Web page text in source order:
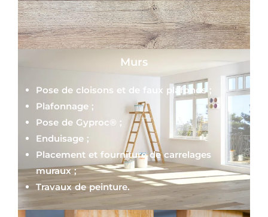
Murs
Pose de cloisons et de faux plafonds ;
Plafonnage ;
Pose de Gyproc® ;
Enduisage ;
Placement et fourniture de carrelages
muraux ;
Travaux de peinture.